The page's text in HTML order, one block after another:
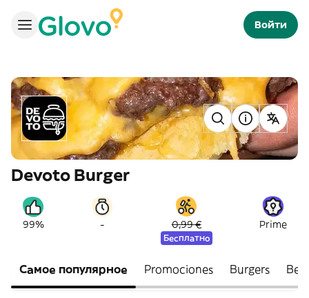
Войти
Devoto Burger
99% - 0,99 €
Бесплатно
Prime
Самое популярное Promociones Burgers